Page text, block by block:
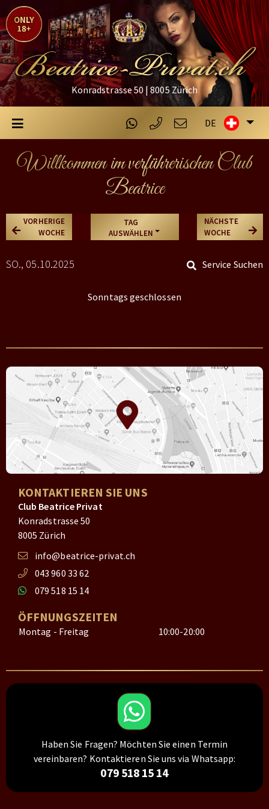
Konradstrasse 50 | 8005 Zürich
DE
Willkommen im verführerischen Club
Beatrice
TAG
AUSWÄHLEN
VORHERIGE
WOCHE
NÄCHSTE
WOCHE
SO., 05.10.2025 Service Suchen
Sonntags geschlossen
KONTAKTIEREN SIE UNS
Club Beatrice Privat
Konradstrasse 50
8005 Zürich
info@beatrice-privat.ch
043 960 33 62
079 518 15 14
ÖFFNUNGSZEITEN
Montag - Freitag 10:00-20:00
Haben Sie Fragen? Möchten Sie einen Termin
vereinbaren? Kontaktieren Sie uns via Whatsapp:
079 518 15 14